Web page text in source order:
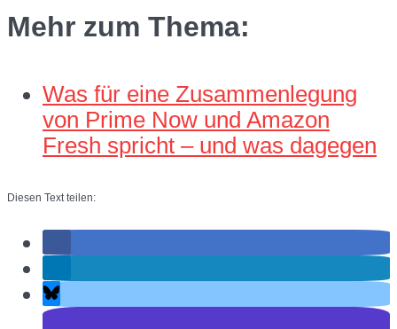
Mehr zum Thema:
Was für eine Zusammenlegung
von Prime Now und Amazon
Fresh spricht – und was dagegen
Diesen Text teilen: